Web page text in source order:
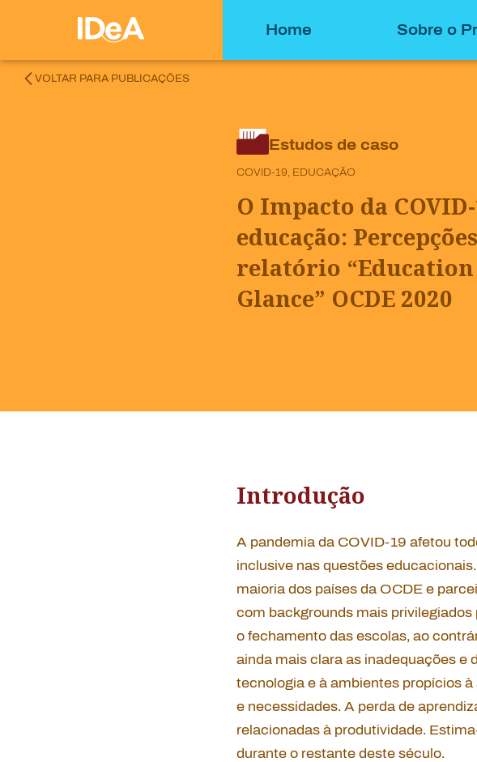
Home Sobre o
VOLTAR PARA PUBLICAÇÕES
Estudos de caso
COVID-19, EDUCAÇÃO
O Impacto da
educação:
relatório “Education
Glance” OCDE 2020
Introdução
A pandemia da COVID-19 afetou
inclusive nas questões
maioria dos países da OCDE e
com backgroundsmais privilegiados
o fechamento das escolas, ao
ainda mais clara as inadequações e
tecnologia e à ambientes propícios
e necessidades. A perda de
relacionadas à produtividade.
durante o restante deste século.